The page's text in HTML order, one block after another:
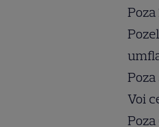
Voi